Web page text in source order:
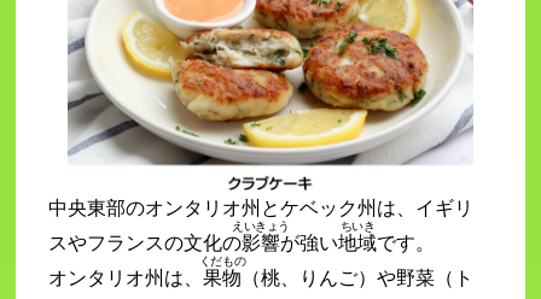
中央東部のオンタリオ州とケベック州は、イギリ
スやフランスの文化の影響
えいきょう
が強い地域
ちいき
です。
オンタリオ州は、果物
くだもの
（桃、りんご）や野菜（ト